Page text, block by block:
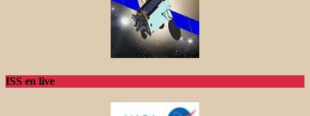
ISS en live